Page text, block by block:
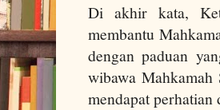
Di akhir kata,
membantu
dengan paduan
wibawa
mendapat perhatian